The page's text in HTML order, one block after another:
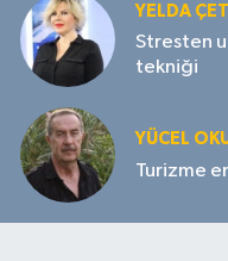
YELDA
Stresten
tekniği
YÜCEL
Turizme